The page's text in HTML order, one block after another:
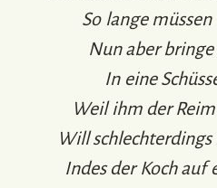
So lange
Nun aber
In eine
Weil ihm der
Will
Indes der Koch auf